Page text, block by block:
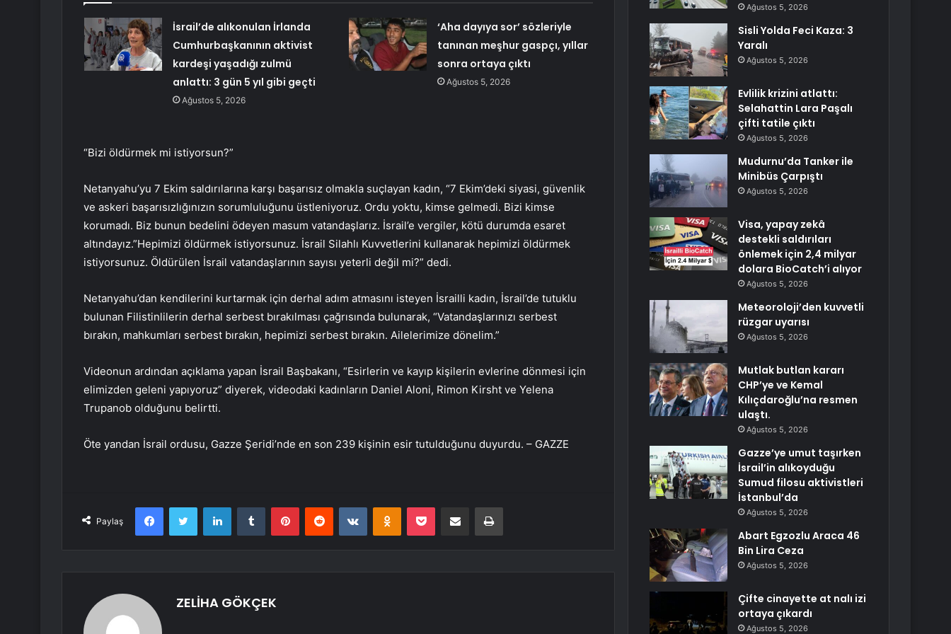
İsrail’de alıkonulan İrlanda
Cumhurbaşkanının aktivist
kardeşi yaşadığı zulmü
anlattı: 3 gün 5 yıl gibi geçti
Ağustos 5, 2026
‘Aha dayıya sor’ sözleriyle
tanınan meşhur gaspçı, yıllar
sonra ortaya çıktı
Ağustos 5, 2026
“Bizi öldürmek mi istiyorsun?”
Netanyahu’yu 7 Ekim saldırılarına karşı başarısız olmakla suçlayan kadın, “7 Ekim’deki siyasi, güvenlik
ve askeri başarısızlığınızın sorumluluğunu üstleniyoruz. Ordu yoktu, kimse gelmedi. Bizi kimse
korumadı. Biz bunun bedelini ödeyen masum vatandaşlarız. İsrail’e vergiler, kötü durumda esaret
altındayız.”Hepimizi öldürmek istiyorsunuz. İsrail Silahlı Kuvvetlerini kullanarak hepimizi öldürmek
istiyorsunuz. Öldürülen İsrail vatandaşlarının sayısı yeterli değil mi?” dedi.
Netanyahu’dan kendilerini kurtarmak için derhal adım atmasını isteyen İsrailli kadın, İsrail’de tutuklu
bulunan Filistinlilerin derhal serbest bırakılması çağrısında bulunarak, “Vatandaşlarınızı serbest
bırakın, mahkumları serbest bırakın, hepimizi serbest bırakın. Ailelerimize dönelim.”
Videonun ardından açıklama yapan İsrail Başbakanı, “Esirlerin ve kayıp kişilerin evlerine dönmesi için
elimizden geleni yapıyoruz” diyerek, videodaki kadınların Daniel Aloni, Rimon Kirsht ve Yelena
Trupanob olduğunu belirtti.
Öte yandan İsrail ordusu, Gazze Şeridi’nde en son 239 kişinin esir tutulduğunu duyurdu. – GAZZE
Paylaş
FacebookTwitter LinkedInTumblr PinterestReddit VKontakteOdnoklassniki
Pocket E-Posta ile paylaş Yazdır
ZELİHA GÖKÇEK
Ağustos 5, 2026
Sisli Yolda Feci Kaza: 3
Yaralı
Ağustos 5, 2026
Evlilik krizini atlattı:
Selahattin Lara Paşalı
çifti tatile çıktı
Ağustos 5, 2026
Mudurnu’da Tanker ile
Minibüs Çarpıştı
Ağustos 5, 2026
Visa, yapay zekâ
destekli saldırıları
önlemek için 2,4 milyar
dolara BioCatch’i alıyor
Ağustos 5, 2026
Meteoroloji’den kuvvetli
rüzgar uyarısı
Ağustos 5, 2026
Mutlak butlan kararı
CHP’ye ve Kemal
Kılıçdaroğlu’na resmen
ulaştı.
Ağustos 5, 2026
Gazze’ye umut taşırken
İsrail’in alıkoyduğu
Sumud filosu aktivistleri
İstanbul’da
Ağustos 5, 2026
Abart Egzozlu Araca 46
Bin Lira Ceza
Ağustos 5, 2026
Çifte cinayette at nalı izi
ortaya çıkardı
Ağustos 5, 2026